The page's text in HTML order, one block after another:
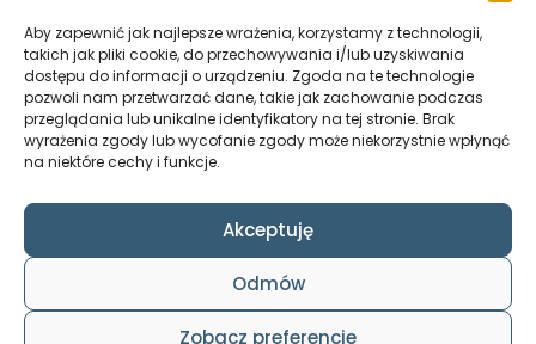
Aby zapewnić jak najlepsze wrażenia, korzystamy z technologii,
takich jak pliki cookie, do przechowywania i/lub uzyskiwania
dostępu do informacji o urządzeniu. Zgoda na te technologie
pozwoli nam przetwarzać dane, takie jak zachowanie podczas
przeglądania lub unikalne identyfikatory na tej stronie. Brak
wyrażenia zgody lub wycofanie zgody może niekorzystnie wpłynąć
na niektóre cechy i funkcje.
Akceptuję
Odmów
Zobacz preferencje
METODY PŁATNOŚCI
COPYRIGHT © 2024 by ADWENTO ŁUKASZ
WIECZOREK / ALL RIGHTS RESERVED
DESIGN & CODE BY
FOXSTUDIO